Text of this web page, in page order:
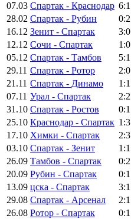
07.03 Спартак - Краснодар 6:1
28.02 Спартак - Рубин 0:2
16.12 Зенит - Спартак 3:0
12.12 Сочи - Спартак 1:0
05.12 Спартак - Тамбов 5:1
29.11 Спартак - Ротор 2:0
21.11 Спартак - Динамо 1:1
07.11 Урал - Спартак 2:2
31.10 Спартак - Ростов 0:1
25.10 Краснодар - Спартак 1:3
17.10 Химки - Спартак 2:3
03.10 Спартак - Зенит 1:1
26.09 Тамбов - Спартак 0:2
20.09 Рубин - Спартак 0:1
13.09 цска - Спартак 3:1
29.08 Спартак - Арсенал 2:1
26.08 Ротор - Спартак 0:1